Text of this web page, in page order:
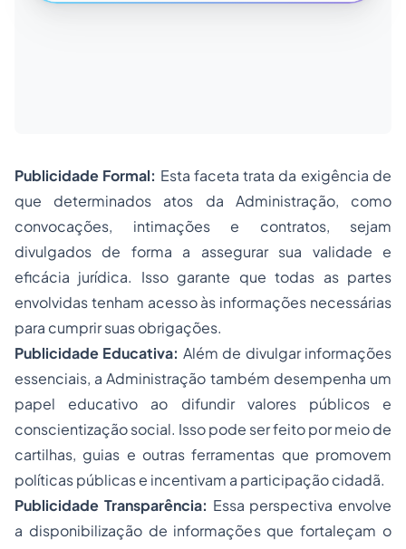
Publicidade Formal: Esta faceta trata da exigência de
que determinados atos da Administração, como
convocações, intimações e contratos, sejam
divulgados de forma a assegurar sua validade e
eficácia jurídica. Isso garante que todas as partes
envolvidas tenham acesso às informações necessárias
para cumprir suas obrigações.
Publicidade Educativa: Além de divulgar informações
essenciais, a Administração também desempenha um
papel educativo ao difundir valores públicos e
conscientização social. Isso pode ser feito por meio de
cartilhas, guias e outras ferramentas que promovem
políticas públicas e incentivam a participação cidadã.
Publicidade Transparência: Essa perspectiva envolve
a disponibilização de informações que fortaleçam o